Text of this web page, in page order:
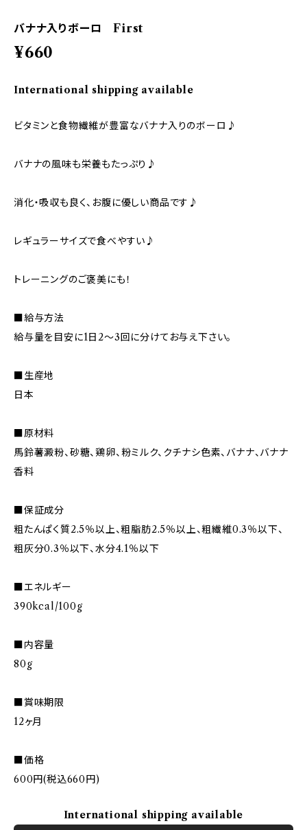
バナナ入りボーロ First
¥660
International shipping available
ビタミンと食物繊維が豊富なバナナ入りのボーロ♪
バナナの風味も栄養もたっぷり♪
消化・吸収も良く、お腹に優しい商品です♪
レギュラーサイズで食べやすい♪
トレーニングのご褒美にも！
■給与方法
給与量を目安に1日2～3回に分けてお与え下さい。
■生産地
日本
■原材料
馬鈴薯澱粉、砂糖、鶏卵、粉ミルク、クチナシ色素、バナナ、バナナ
香料
■保証成分
粗たんぱく質2.5％以上、粗脂肪2.5％以上、粗繊維0.3％以下、
粗灰分0.3％以下、水分4.1％以下
■エネルギー
390kcal/100g
■内容量
80g
■賞味期限
12ヶ月
■価格
600円(税込660円)
International shipping available